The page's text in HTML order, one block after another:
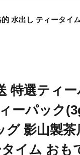
水出し ティータイ
特選ティ
ーパック
グ 影山製茶
イム おも